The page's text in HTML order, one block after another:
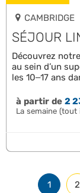
CAMBRIDGE
SÉJOUR
Découvrez
au sein d’un
les 10–17 ans
à partir de2
La semaine
1 2